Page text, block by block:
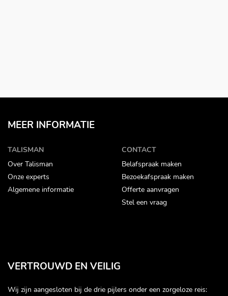
MEER INFORMATIE
TALISMAN
Over Talisman
Onze experts
Algemene informatie
CONTACT
Belafspraak maken
Bezoekafspraak maken
Offerte aanvragen
Stel een vraag
VERTROUWD EN VEILIG
Wij zijn aangesloten bij de drie pijlers onder een zorgeloze reis: